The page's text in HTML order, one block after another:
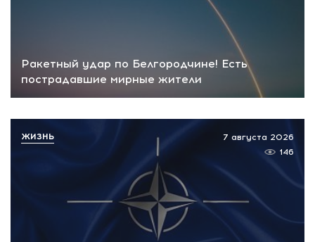
Ракетный удар по Белгородчине! Есть
пострадавшие мирные жители
7 августа 2026
146
ЖИЗНЬ